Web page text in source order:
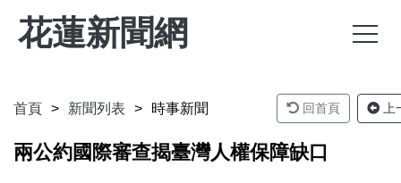
花蓮新聞網
首頁 新聞列表 時事新聞 回首頁 上
兩公約國際審查揭臺灣人權保障缺口